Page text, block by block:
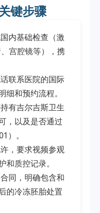
键步骤
内基础检查（激
宫腔镜等），携
联系医院的国际
和预约流程。
有吉尔吉斯卫生
，以及是否通过
）。
，要求视频参观
和质控记录。
同，明确包含和
的冷冻胚胎处置